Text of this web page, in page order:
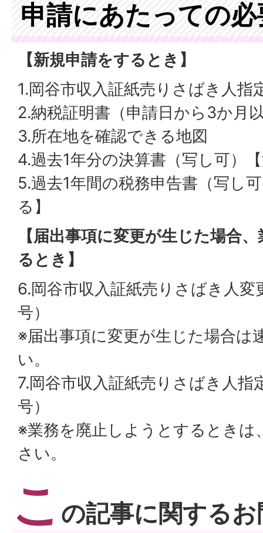
申請にあたっての必
【新規申請をするとき】
1.岡谷市収入証紙売りさばき人指
2.納税証明書（申請日から3か月
3.所在地を確認できる地図
4.過去1年分の決算書（写し可）
5.過去1年間の税務申告書（写し
る】
【届出事項に変更が生じた場合
るとき】
6.岡谷市収入証紙売りさばき人変
号）
※届出事項に変更が生じた場合は
い。
7.岡谷市収入証紙売りさばき人指
号）
※業務を廃止しようとするときは
さい。
こ の記事に関する